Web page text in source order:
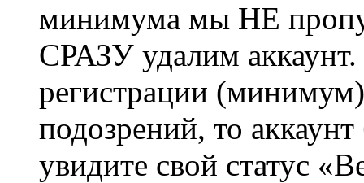
минимума мы НЕ
СРАЗУ удалим
регистрации
подозрений, то
увидите свой статус